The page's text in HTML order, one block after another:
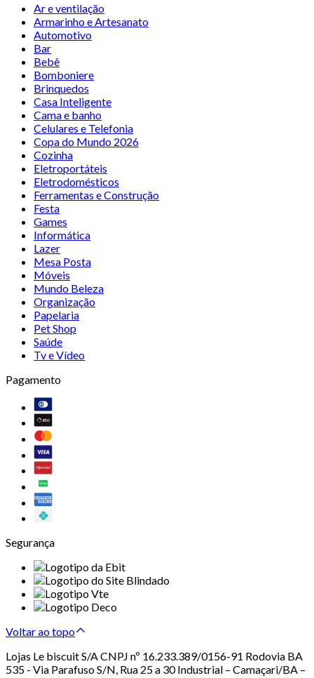
Ar e ventilação
Armarinho e Artesanato
Automotivo
Bar
Bebê
Bomboniere
Brinquedos
Casa Inteligente
Cama e banho
Celulares e Telefonia
Copa do Mundo 2026
Cozinha
Eletroportáteis
Eletrodomésticos
Ferramentas e Construção
Festa
Games
Informática
Lazer
Mesa Posta
Móveis
Mundo Beleza
Organização
Papelaria
Pet Shop
Saúde
Tv e Vídeo
Pagamento
Segurança
Voltar ao topo
Lojas Le biscuit S/A CNPJ nº 16.233.389/0156-91 Rodovia BA
535 - Via Parafuso S/N, Rua 25 a 30 Industrial – Camaçari/BA –